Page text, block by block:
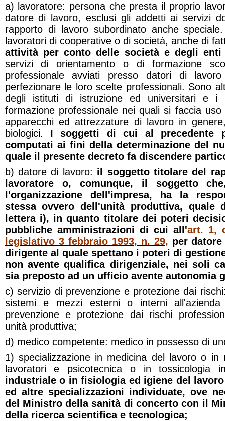
a) lavoratore: persona che presta il proprio
datore di lavoro, esclusi gli addetti ai servizi
rapporto di lavoro subordinato anche
lavoratori di cooperative o di società, anche di
attività per conto delle società e degli
servizi di orientamento o di formazione
professionale avviati presso datori di
perfezionare le loro scelte professionali. Sono
degli istituti di istruzione ed universitari e i
formazione professionale nei quali si faccia
apparecchi ed attrezzature di lavoro in
biologici. I soggetti di cui al precedente
computati ai fini della determinazione del
quale il presente decreto fa discendere
b) datore di lavoro: il soggetto titolare del
lavoratore o, comunque, il soggetto
l'organizzazione dell'impresa, ha la
stessa ovvero dell'unità produttiva, quale
lettera i), in quanto titolare dei poteri
pubbliche amministrazioni di cui all'art. 1,
legislativo 3 febbraio 1993, n. 29, per
dirigente al quale spettano i poteri di
non avente qualifica dirigenziale, nei soli
sia preposto ad un ufficio avente autonomia
c) servizio di prevenzione e protezione dai
sistemi e mezzi esterni o interni all'azienda
prevenzione e protezione dai rischi
unità produttiva;
d) medico competente: medico in possesso di
1) specializzazione in medicina del lavoro o in
lavoratori e psicotecnica o in tossicologia
industriale o in fisiologia ed igiene del
ed altre specializzazioni individuate, ove
del Ministro della sanità di concerto con il
della ricerca scientifica e tecnologica;